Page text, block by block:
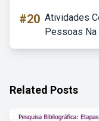
#20 Atividades
Pessoas Na
Related Posts